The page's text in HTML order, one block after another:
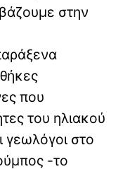
στην
που
του ηλιακού
γεωλόγοι στο
-το